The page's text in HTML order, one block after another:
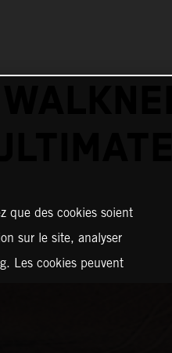
que des cookies soient
sur le site, analyser
Les cookies peuvent